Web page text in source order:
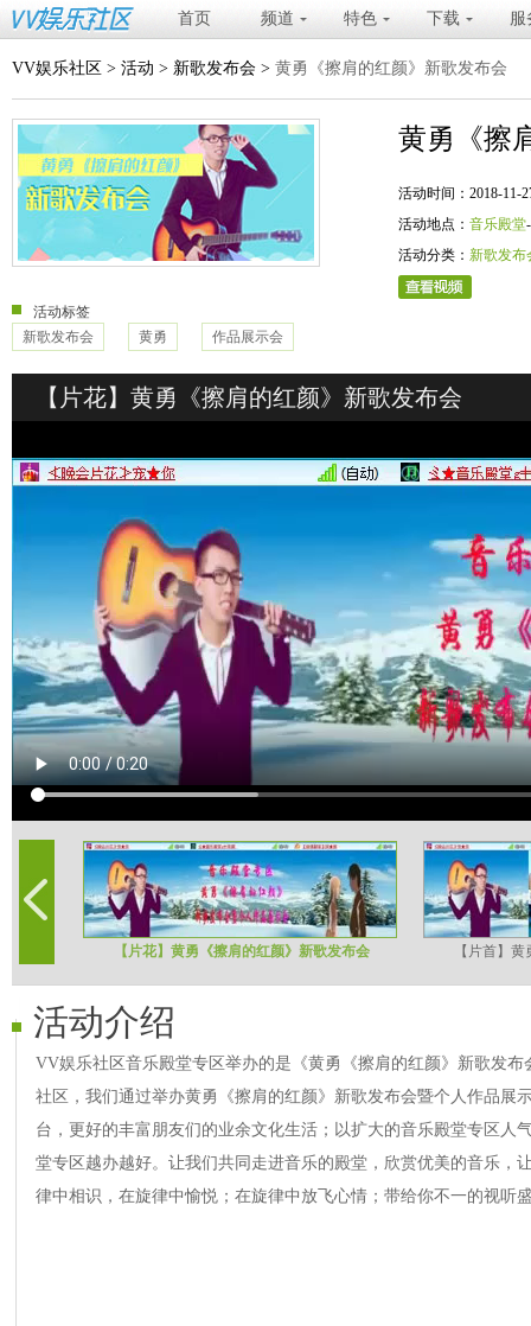
首页 频道 特色 下载 服
VV娱乐社区 > 活动 > 新歌发布会 > 黄勇《擦肩的红颜》新歌发布会
黄勇《擦
活动时间：2018-11-
活动地点： 音乐殿堂
活动分类： 新歌发布
活动标签
新歌发布会
黄勇 作品展示会
【片花】黄勇《擦肩的红颜》新歌发布会
【片花】黄勇《擦肩的红颜》新歌发布会 【片首】
活动介绍
VV娱乐社区音乐殿堂专区举办的是《黄勇《擦肩的红颜》新歌发
社区，我们通过举办黄勇《擦肩的红颜》新歌发布会暨个人作品展
台，更好的丰富朋友们的业余文化生活；以扩大的音乐殿堂专区人
堂专区越办越好。让我们共同走进音乐的殿堂，欣赏优美的音乐，
律中相识，在旋律中愉悦；在旋律中放飞心情；带给你不一的视听